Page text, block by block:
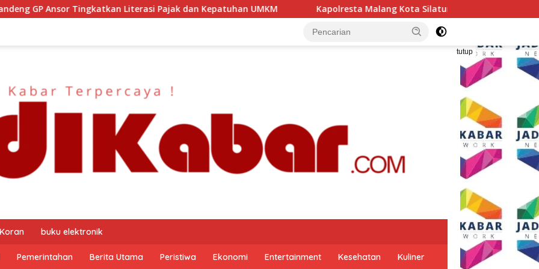
Pajak dan Kepatuhan UMKM Kapolresta Malang Kota Silaturahmi ke PCNU, Perkuat Sinergi Ulama dan Polri
tutup
buku elektronik
Pemerintahan Berita Utama Peristiwa Ekonomi Entertainment Kesehatan Kuliner